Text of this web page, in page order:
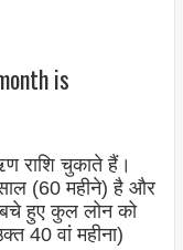
is
राशि चुकाते हैं।
(60 महीने) है और
हुए कुल लोन को
40 वां महीना)